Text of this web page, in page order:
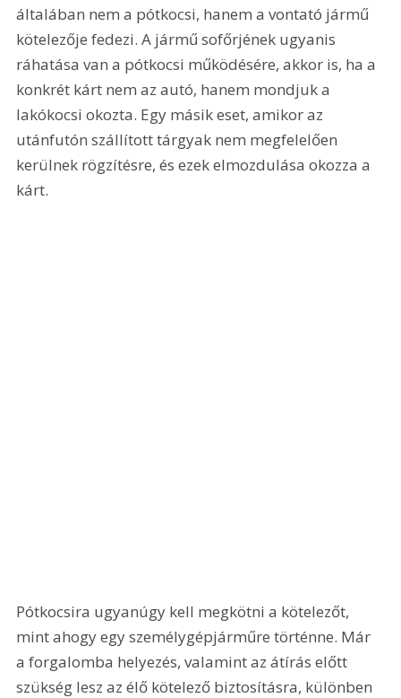
általában nem a pótkocsi, hanem a vontató jármű
kötelezője fedezi. A jármű sofőrjének ugyanis
ráhatása van a pótkocsi működésére, akkor is, ha a
konkrét kárt nem az autó, hanem mondjuk a
lakókocsi okozta. Egy másik eset, amikor az
utánfutón szállított tárgyak nem megfelelően
kerülnek rögzítésre, és ezek elmozdulása okozza a
kárt.
Pótkocsira ugyanúgy kell megkötni a kötelezőt,
mint ahogy egy személygépjárműre történne. Már
a forgalomba helyezés, valamint az átírás előtt
szükség lesz az élő kötelező biztosításra, különben